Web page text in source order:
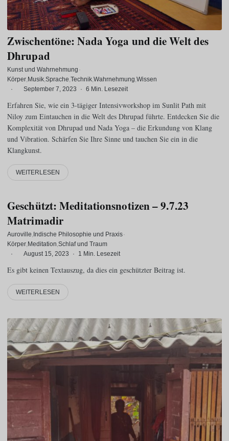
Zwischentöne: Nada Yoga und die Welt des
Dhrupad
Kunst und Wahrnehmung ·
Körper Musik Sprache Technik Wahrnehmung Wissen
·
September 7, 2023 · 6 Min. Lesezeit
Erfahren Sie, wie ein 3-tägiger Intensivworkshop im Sunlit Path mit
Niloy zum Eintauchen in die Welt des Dhrupad führte. Entdecken Sie die
Komplexität von Dhrupad und Nada Yoga – die Erkundung von Klang
und Vibration. Schärfen Sie Ihre Sinne und tauchen Sie ein in die
Klangkunst.
WEITERLESEN
Geschützt: Meditationsnotizen – 9.7.23
Matrimadir
Auroville Indische Philosophie und Praxis·
Körper Meditation Schlaf und Traum
·
August 15, 2023 · 1 Min. Lesezeit
Es gibt keinen Textauszug, da dies ein geschützter Beitrag ist.
WEITERLESEN